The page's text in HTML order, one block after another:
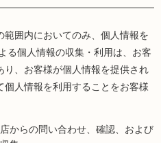
囲内においてのみ、個人情報を
る個人情報の収集・利用は、お客
、お客様が個人情報を提供され
人情報を利用することをお客様
からの問い合わせ、確認、および